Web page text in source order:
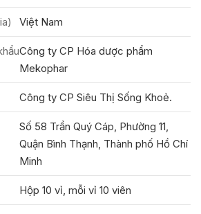
Việt Nam
Công ty CP Hóa dược phẩm
Mekophar
Công ty CP Siêu Thị Sống Khoẻ.
Số 58 Trần Quý Cáp, Phường 11,
Quận Bình Thạnh, Thành phố Hồ Chí
Minh
Hộp 10 vỉ, mỗi vỉ 10 viên